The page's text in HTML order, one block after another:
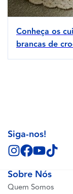
Conheça os
brancas de
Sobre Nós
Quem Somos
Siga-nos!